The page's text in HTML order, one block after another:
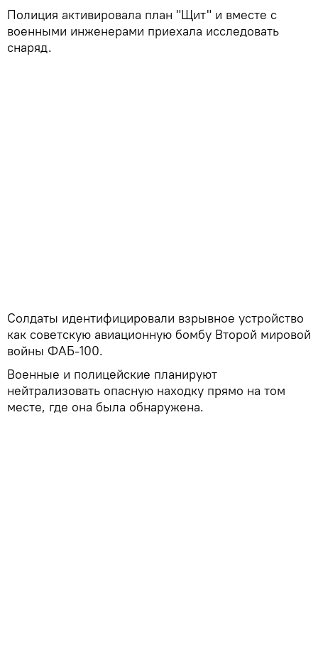
Полиция активировала план "Щит" и вместе с
военными инженерами приехала исследовать
снаряд.
Солдаты идентифицировали взрывное устройство
как советскую авиационную бомбу Второй мировой
войны ФАБ-100.
Военные и полицейские планируют
нейтрализовать опасную находку прямо на том
месте, где она была обнаружена.